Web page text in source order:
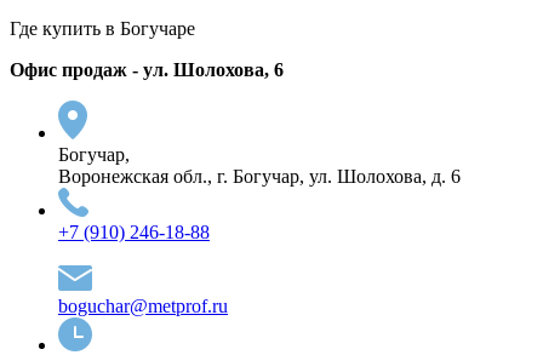
Где купить в Богучаре
Офис продаж - ул. Шолохова, 6
Богучар,
Воронежская обл., г. Богучар, ул. Шолохова, д. 6
+7 (910) 246-18-88
boguchar@metprof.ru